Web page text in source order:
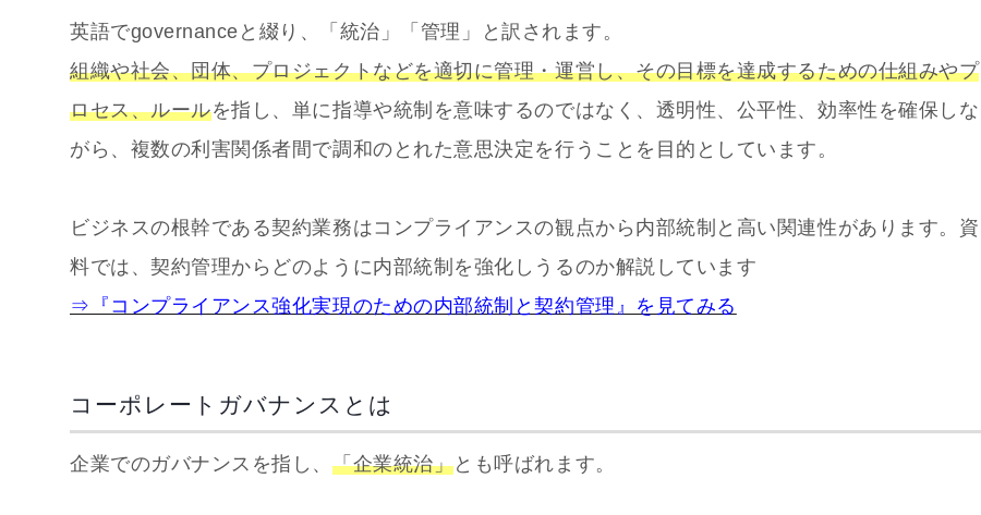
英語でgovernanceと綴り、「統治」「管理」と訳されます。
組織や社会、団体、プロジェクトなどを適切に管理・運営し、その目標を達成するための仕組みやプ
ロセス、ルールを指し、単に指導や統制を意味するのではなく、透明性、公平性、効率性を確保しな
がら、複数の利害関係者間で調和のとれた意思決定を行うことを目的としています。
ビジネスの根幹である契約業務はコンプライアンスの観点から内部統制と高い関連性があります。資
料では、契約管理からどのように内部統制を強化しうるのか解説しています
⇒『コンプライアンス強化実現のための内部統制と契約管理』を見てみる
コーポレートガバナンスとは
企業でのガバナンスを指し、「企業統治」とも呼ばれます。